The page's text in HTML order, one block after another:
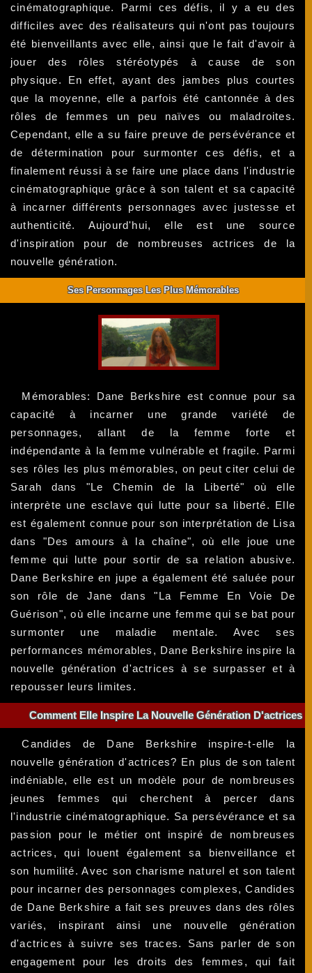
cinématographique. Parmi ces défis, il y a eu des
difficiles avec des réalisateurs qui n'ont pas toujours
été bienveillants avec elle, ainsi que le fait d'avoir à
jouer des rôles stéréotypés à cause de son
physique. En effet, ayant des jambes plus courtes
que la moyenne, elle a parfois été cantonnée à des
rôles de femmes un peu naïves ou maladroites.
Cependant, elle a su faire preuve de persévérance et
de détermination pour surmonter ces défis, et a
finalement réussi à se faire une place dans l'industrie
cinématographique grâce à son talent et sa capacité
à incarner différents personnages avec justesse et
authenticité. Aujourd'hui, elle est une source
d'inspiration pour de nombreuses actrices de la
nouvelle génération.
Ses Personnages Les Plus Mémorables
Mémorables: Dane Berkshire est connue pour sa
capacité à incarner une grande variété de
personnages, allant de la femme forte et
indépendante à la femme vulnérable et fragile. Parmi
ses rôles les plus mémorables, on peut citer celui de
Sarah dans "Le Chemin de la Liberté" où elle
interprète une esclave qui lutte pour sa liberté. Elle
est également connue pour son interprétation de Lisa
dans "Des amours à la chaîne", où elle joue une
femme qui lutte pour sortir de sa relation abusive.
Dane Berkshire en jupe a également été saluée pour
son rôle de Jane dans "La Femme En Voie De
Guérison", où elle incarne une femme qui se bat pour
surmonter une maladie mentale. Avec ses
performances mémorables, Dane Berkshire inspire la
nouvelle génération d'actrices à se surpasser et à
repousser leurs limites.
Comment Elle Inspire La Nouvelle Génération D'actrices
Candides de Dane Berkshire inspire-t-elle la
nouvelle génération d'actrices? En plus de son talent
indéniable, elle est un modèle pour de nombreuses
jeunes femmes qui cherchent à percer dans
l'industrie cinématographique. Sa persévérance et sa
passion pour le métier ont inspiré de nombreuses
actrices, qui louent également sa bienveillance et
son humilité. Avec son charisme naturel et son talent
pour incarner des personnages complexes, Candides
de Dane Berkshire a fait ses preuves dans des rôles
variés, inspirant ainsi une nouvelle génération
d'actrices à suivre ses traces. Sans parler de son
engagement pour les droits des femmes, qui fait